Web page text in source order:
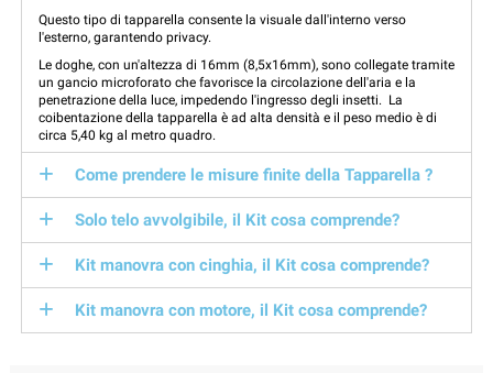
Questo tipo di tapparella consente la visuale dall'interno verso
l'esterno, garantendo privacy.
Le doghe, con un'altezza di 16mm (8,5x16mm), sono collegate tramite
un gancio microforato che favorisce la circolazione dell'aria e la
penetrazione della luce, impedendo l'ingresso degli insetti. La
coibentazione della tapparella è ad alta densità e il peso medio è di
circa 5,40 kg al metro quadro.
Come prendere le misure finite della Tapparella ?
Solo telo avvolgibile, il Kit cosa comprende?
Kit manovra con cinghia, il Kit cosa comprende?
Kit manovra con motore, il Kit cosa comprende?